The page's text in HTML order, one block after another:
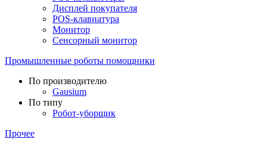
Дисплей покупателя
POS-клавиатура
Монитор
Сенсорный монитор
Промышленные роботы помощники
По производителю
Gausium
По типу
Робот-уборщик
Прочее